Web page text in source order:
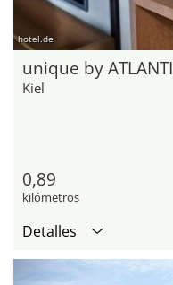
hotel.de
unique by
Kiel
0,89
kilómetros
Detalles